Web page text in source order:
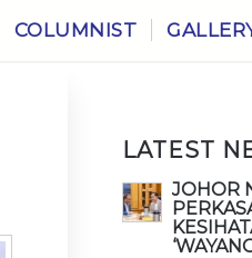
COLUMNIST
LATEST
JOHOR